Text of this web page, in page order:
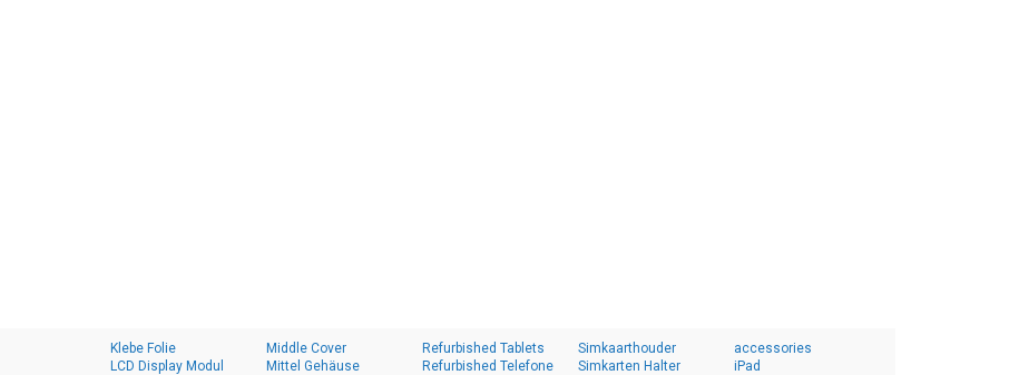
Klebe Folie
LCD Display Modul
Middle Cover
Mittel Gehäuse
Refurbished Tablets
Refurbished Telefone
Simkaarthouder
Simkarten Halter
accessories
iPad